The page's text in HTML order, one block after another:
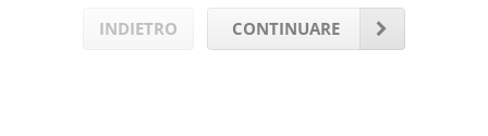
INDIETRO CONTINUARE